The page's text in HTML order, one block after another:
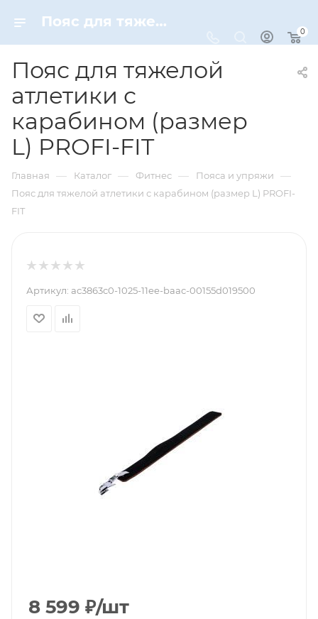
Пояс для тяжелой атлетики с карабином (размер L) PROFI-FIT – купить по цене 8599 руб. в интернет-магазине Dynamic-Sport
0
Пояс для тяжелой
атлетики с
карабином (размер
L) PROFI-FIT
Главная — Каталог — Фитнес — Пояса и упряжи —
Пояс для тяжелой атлетики с карабином (размер L) PROFI-
FIT
Артикул: ac3863c0-1025-11ee-baac-00155d019500
8 599 ₽/шт